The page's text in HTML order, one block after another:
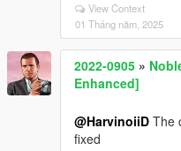
View Context
01 Tháng năm, 2025
2022-0905 »
Enhanced]
@HarvinoiiD The
fixed